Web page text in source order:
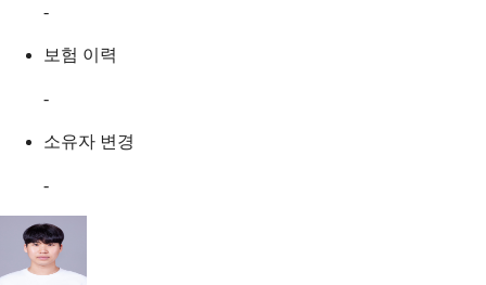
-
보험 이력
-
소유자 변경
-